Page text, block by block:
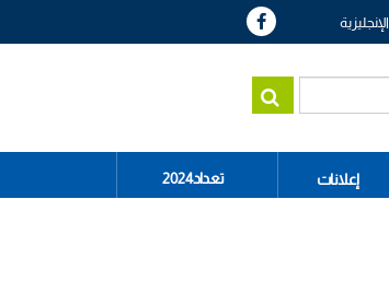
الإنجليزية
إعلانات تعداد2024